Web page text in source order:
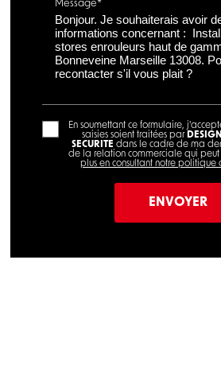
Message*
En soumettant ce formulaire,
saisies soient traitées par
SECURITE dans le cadre de ma
de la relation commerciale qui peut
plus en consultant notre